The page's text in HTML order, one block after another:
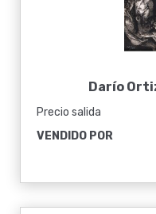
Darío
Precio salida
VENDIDO POR